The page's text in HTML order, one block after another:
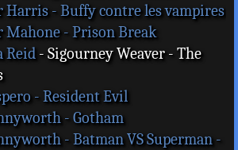
Harris - Buffy contre les vampires
Mahone - Prison Break
Reid- Sigourney Weaver - The
- Resident Evil
- Gotham
- Batman VS Superman -